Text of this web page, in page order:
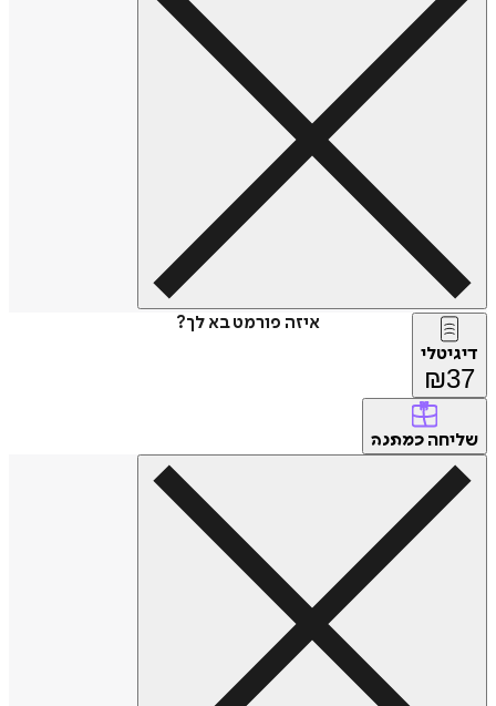
איזה פורמט בא לך?
דיגיטלי
₪37
שליחה כמתנה